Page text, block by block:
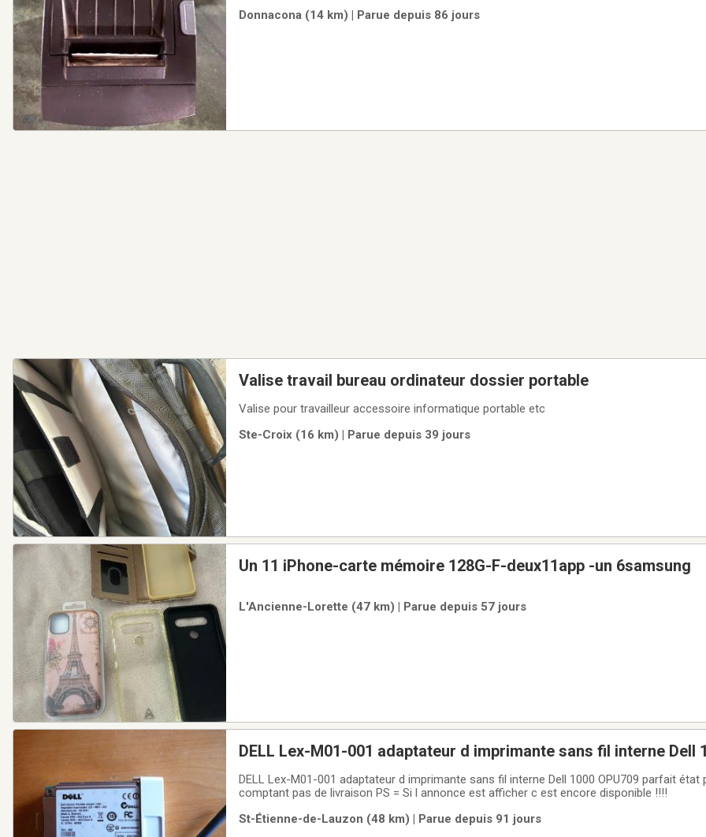
Donnacona (14 km) | Parue depuis 86 jours
Valise travail bureau ordinateur dossier portable
Valise pour travailleur accessoire informatique portable etc
Ste-Croix (16 km) | Parue depuis 39 jours
Un 11 iPhone-carte mémoire 128G-F-deux11app -un 6samsung
L'Ancienne-Lorette (47 km) | Parue depuis 57 jours
DELL Lex-M01-001 adaptateur d imprimante sans fil
DELL Lex-M01-001 adaptateur d imprimante sans fil interne Dell 1000 OPU709 parfait état prix $15.00 argent
comptant pas de livraison PS = Si l annonce est afficher c est encore disponible !!!!
St-Étienne-de-Lauzon (48 km) | Parue depuis 91 jours